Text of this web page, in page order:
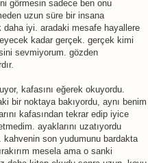
görmesin sadece ben onu
uzun süre bir insana
iyi. aradaki mesafe hayallere
kadar gerçek. gerçek kimi
sevmiyorum. gözden
kafasını eğerek okuyordu.
bir noktaya bakıyordu, aynı benim
kafasından tekrar edip iyice
ayaklarını uzatıyordu
son yudumunu bardakta
mesela ama o sanki